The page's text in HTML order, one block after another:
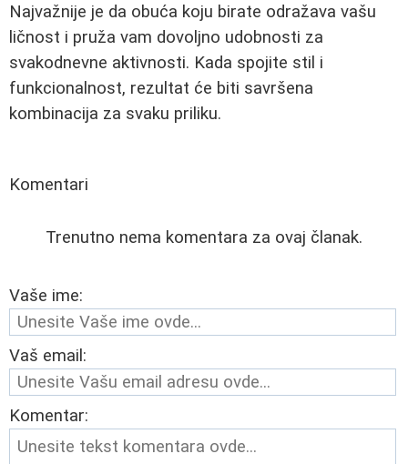
Najvažnije je da obuća koju birate odražava vašu
ličnost i pruža vam dovoljno udobnosti za
svakodnevne aktivnosti. Kada spojite stil i
funkcionalnost, rezultat će biti savršena
kombinacija za svaku priliku.
Komentari
Trenutno nema komentara za ovaj članak.
Vaše ime:
Vaš email:
Komentar: